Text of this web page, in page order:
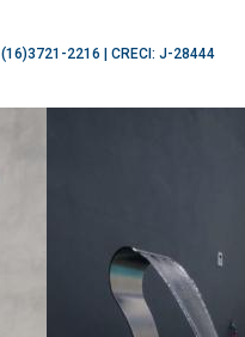
(16)3721-2216 | CRECI: J-28444